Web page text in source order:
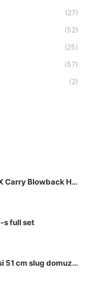
(27)
(52)
(25)
(57)
(2)
Sig Sauer P320 X Carry Blowback Havalı Tabanca
s full set
Beratta 301 serisi 51 cm slug domuz tüfeği